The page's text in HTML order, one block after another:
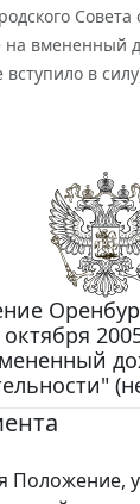
вмененный
вступило в
октября
Положение,